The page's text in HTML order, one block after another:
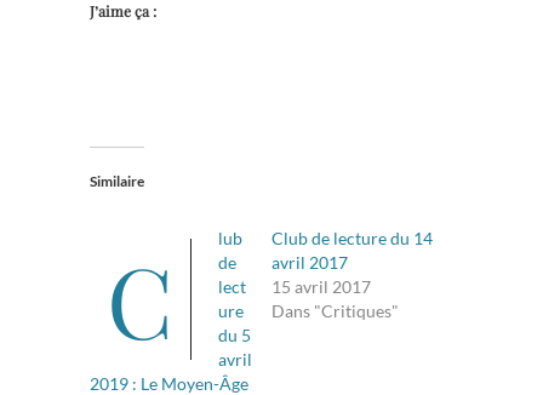
J’aime ça :
Similaire
C
lub
de
lect
ure
du 5
avril
2019 : Le Moyen-Âge
Club de lecture du 14
avril 2017
15 avril 2017
Dans "Critiques"